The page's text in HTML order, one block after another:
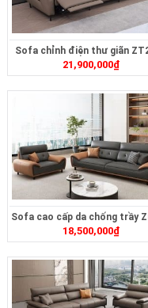
Sofa chỉnh điện thư giãn
21,900,000₫
Sofa cao cấp da chống trầy
18,500,000₫